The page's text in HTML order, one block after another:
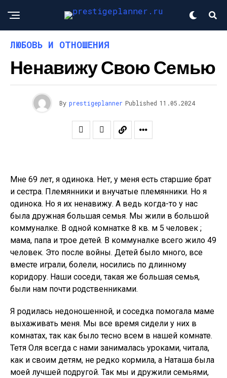
ЛЮБОВЬ И ОТНОШЕНИЯ
Ненавижу Свою Семью
By prestigeplanner Published 11.05.2024
Мне 69 лет, я одинока. Нет, у меня есть​ старшие брат
и сестра. Племянники и внучатые племянники. Но я
одинока. Но я их ненавижу. А ведь когда-то у нас
была дружная большая семья. Мы жили в большой
коммуналке. В одной комнатке 8 кв. м 5 человек ;
мама, папа и трое детей. В коммуналке всего жило 49
человек. Это после войны. Детей было много, все
вместе играли, болели, носились по длинному
коридору. Наши соседи, такая же большая семья,
были нам почти родственниками.
Я родилась недоношенной, и соседка помогала маме
выхаживать меня. Мы все время сидели у них в
комнатах, так как было тесно всем в нашей комнате.
Тетя Оля всегда с нами занималась уроками, читала,
как и своим детям, не редко кормила, а Наташа была
моей лучшей подругой. Так мы и дружили семьями,